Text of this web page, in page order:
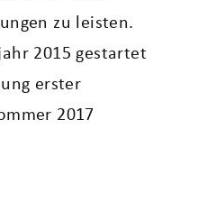
zu leisten.
2015 gestartet
erster
2017